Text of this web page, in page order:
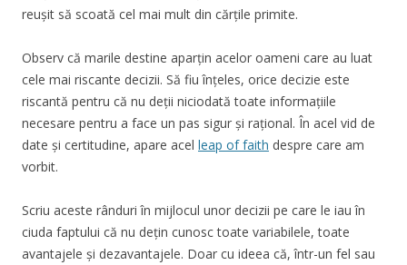
reușit să scoată cel mai mult din cărțile primite.
Observ că marile destine aparțin acelor oameni care au luat
cele mai riscante decizii. Să fiu înțeles, orice decizie este
riscantă pentru că nu deții niciodată toate informațiile
necesare pentru a face un pas sigur și rațional. În acel vid de
date și certitudine, apare acel leap of faith despre care am
vorbit.
Scriu aceste rânduri în mijlocul unor decizii pe care le iau în
ciuda faptului că nu dețin cunosc toate variabilele, toate
avantajele și dezavantajele. Doar cu ideea că, într-un fel sau